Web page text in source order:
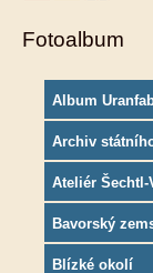
Fotoalbum
Album
Archiv
Ateliér Šechtl-
Bavorský
Blízké okolí